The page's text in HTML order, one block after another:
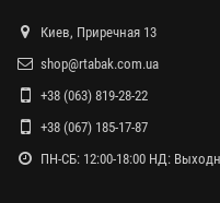
Киев, Приречная 13
shop@rtabak.com.ua
+38 (063) 819-28-22
+38 (067) 185-17-87
ПН-СБ: 12:00-18:00 НД: